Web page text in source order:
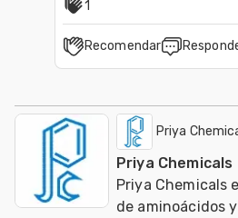
1
Recomendar
Priya
Priya Chemicals
Priya Chemicals
de aminoácidos